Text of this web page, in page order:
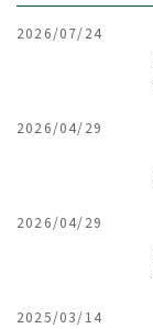
2026/07/24
2026/04/29
2026/04/29
2025/03/14